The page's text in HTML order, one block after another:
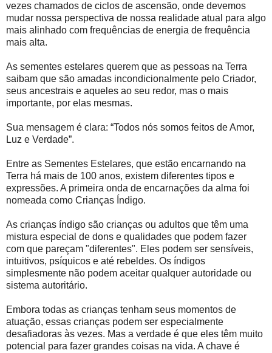
vezes chamados de ciclos de ascensão, onde devemos
mudar nossa perspectiva de nossa realidade atual para algo
mais alinhado com frequências de energia de frequência
mais alta.
As sementes estelares querem que as pessoas na Terra
saibam que são amadas incondicionalmente pelo Criador,
seus ancestrais e aqueles ao seu redor, mas o mais
importante, por elas mesmas.
Sua mensagem é clara: “Todos nós somos feitos de Amor,
Luz e Verdade”.
Entre as Sementes Estelares, que estão encarnando na
Terra há mais de 100 anos, existem diferentes tipos e
expressões. A primeira onda de encarnações da alma foi
nomeada como Crianças Índigo.
As crianças índigo são crianças ou adultos que têm uma
mistura especial de dons e qualidades que podem fazer
com que pareçam "diferentes". Eles podem ser sensíveis,
intuitivos, psíquicos e até rebeldes. Os índigos
simplesmente não podem aceitar qualquer autoridade ou
sistema autoritário.
Embora todas as crianças tenham seus momentos de
atuação, essas crianças podem ser especialmente
desafiadoras às vezes. Mas a verdade é que eles têm muito
potencial para fazer grandes coisas na vida. A chave é